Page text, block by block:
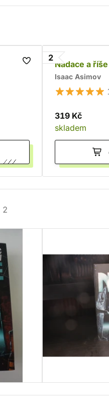
2
Nadace a říše
Isaac Asimov
319 Kč
skladem
2